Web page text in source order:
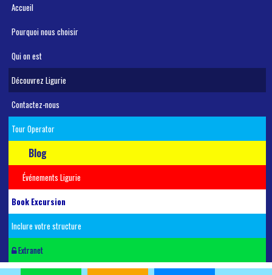
Accueil
Pourquoi nous choisir
Qui on est
Découvrez Ligurie
Contactez-nous
Tour Operator
Blog
Événements Ligurie
Book Excursion
Inclure votre structure
Extranet